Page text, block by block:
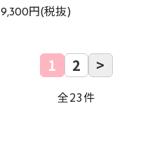
9,300円(税抜)
1 2 >
全23件